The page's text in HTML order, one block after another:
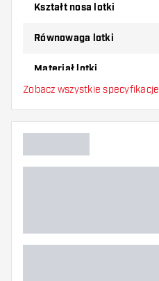
Kształt nosa lotki
Równowaga lotki
Materiał lotki
Gracz w darta
Zobacz wszystkie specyfikacje